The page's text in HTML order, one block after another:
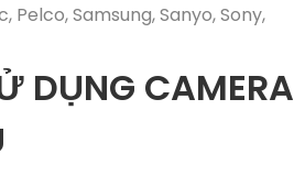
Pelco, Samsung, Sanyo, Sony,
DỤNG CAMERA